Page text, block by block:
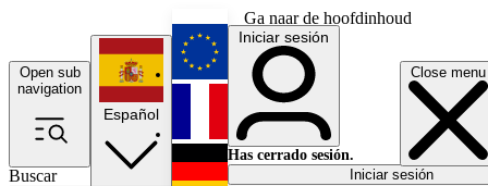
Ga naar de hoofdinhoud
Open sub
navigation
Close menu
Buscar
Español
English
Français
Iniciar sesión
Has cerrado sesión.
Iniciar sesión